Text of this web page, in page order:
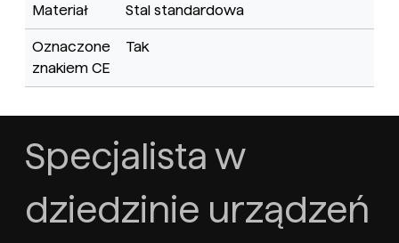
Materiał Stal standardowa
Oznaczone
znakiem CE
Tak
Specjalista w
dziedzinie urządzeń